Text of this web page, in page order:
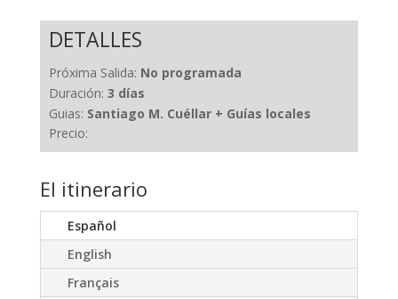
DETALLES
Próxima Salida: No programada
Duración: 3 días
Guias: Santiago M. Cuéllar + Guías locales
Precio:
El itinerario
Español
English
Français